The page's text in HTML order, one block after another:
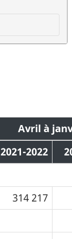
Avril à
2021-2022
314 217